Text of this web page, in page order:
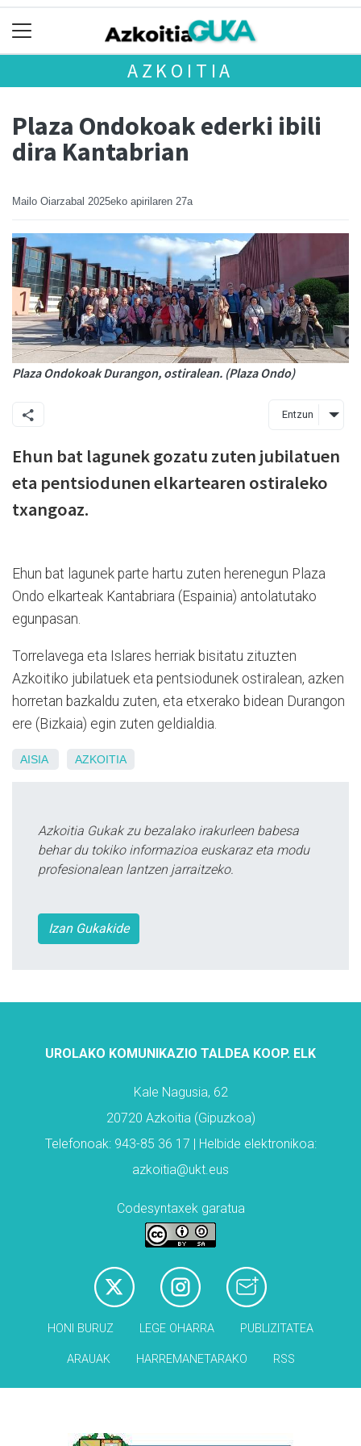
AZKOITIA
Plaza Ondokoak ederki ibili
dira Kantabrian
Mailo Oiarzabal 2025eko apirilaren 27a
Plaza Ondokoak Durangon, ostiralean. (Plaza Ondo)
Entzun
Ehun bat lagunek gozatu zuten jubilatuen
eta pentsiodunen elkartearen ostiraleko
txangoaz.
Ehun bat lagunek parte hartu zuten herenegun Plaza
Ondo elkarteak Kantabriara (Espainia) antolatutako
egunpasan.
Torrelavega eta Islares herriak bisitatu zituzten
Azkoitiko jubilatuek eta pentsiodunek ostiralean, azken
horretan bazkaldu zuten, eta etxerako bidean Durangon
ere (Bizkaia) egin zuten geldialdia.
AISIA AZKOITIA
Azkoitia Gukak zu bezalako irakurleen babesa
behar du tokiko informazioa euskaraz eta modu
profesionalean lantzen jarraitzeko.
Izan Gukakide
UROLAKO KOMUNIKAZIO TALDEA KOOP. ELK
Kale Nagusia, 62
20720 Azkoitia (Gipuzkoa)
Telefonoak: 943-85 36 17 | Helbide elektronikoa:
azkoitia@ukt.eus
Codesyntaxek garatua
HONI BURUZ LEGE OHARRA PUBLIZITATEA
ARAUAK HARREMANETARAKO RSS